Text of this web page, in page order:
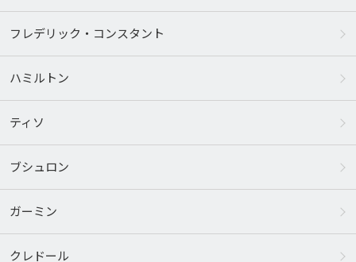
フレデリック・コンスタント
ハミルトン
ティソ
ブシュロン
ガーミン
クレドール